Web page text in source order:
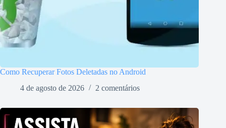
Como Recuperar Fotos Deletadas no Android
4 de agosto de 2026
2 comentários